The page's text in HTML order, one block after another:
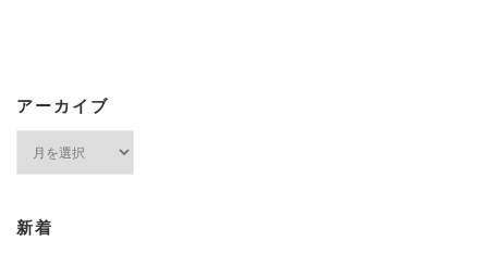
アーカイブ
ブ
新着